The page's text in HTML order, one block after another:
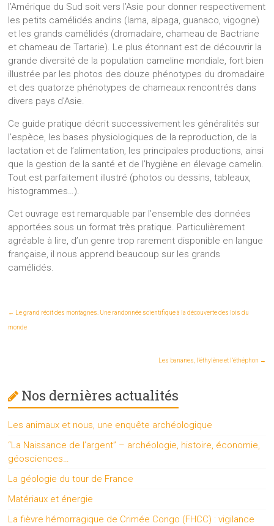
l’Amérique du Sud soit vers l’Asie pour donner respectivement
les petits camélidés andins (lama, alpaga, guanaco, vigogne)
et les grands camélidés (dromadaire, chameau de Bactriane
et chameau de Tartarie). Le plus étonnant est de découvrir la
grande diversité de la population cameline mondiale, fort bien
illustrée par les photos des douze phénotypes du dromadaire
et des quatorze phénotypes de chameaux rencontrés dans
divers pays d’Asie.
Ce guide pratique décrit successivement les généralités sur
l’espèce, les bases physiologiques de la reproduction, de la
lactation et de l’alimentation, les principales productions, ainsi
que la gestion de la santé et de l’hygiène en élevage camelin.
Tout est parfaitement illustré (photos ou dessins, tableaux,
histogrammes…).
Cet ouvrage est remarquable par l’ensemble des données
apportées sous un format très pratique. Particulièrement
agréable à lire, d’un genre trop rarement disponible en langue
française, il nous apprend beaucoup sur les grands
camélidés.
← Le grand récit des montagnes. Une randonnée scientifique à la découverte des lois du
monde
Les bananes, l’éthylène et l’éthéphon →
Nos dernières actualités
Les animaux et nous, une enquête archéologique
“La Naissance de l’argent” – archéologie, histoire, économie,
géosciences…
La géologie du tour de France
Matériaux et énergie
La fièvre hémorragique de Crimée Congo (FHCC) : vigilance